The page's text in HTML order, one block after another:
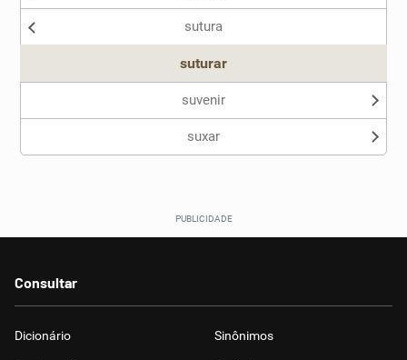
Dicionário
sutura
suturar
suvenir
suxar
Consultar
Dicionário Sinônimos